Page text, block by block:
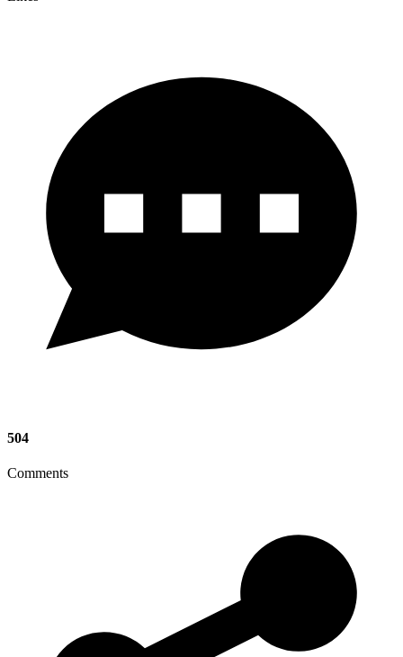
504
Comments